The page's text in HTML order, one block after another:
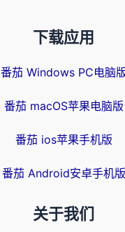
下载应用
番茄 Windows PC电脑
番茄 macOS苹果电脑版
番茄 ios苹果手机版
番茄 Android安卓手机版
关于我们